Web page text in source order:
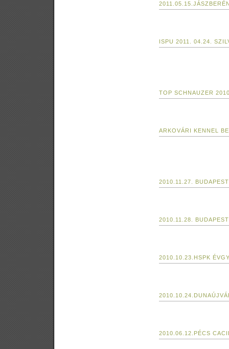
ISPU 2011. 04.24.
TOP SCHNAUZER
ARKOVÁRI KENNEL
2010.11.27.
2010.11.28.
2010.10.23.HSPK
2010.06.12.PÉCS